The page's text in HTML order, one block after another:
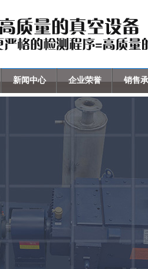
新闻中心 企业荣誉 销售